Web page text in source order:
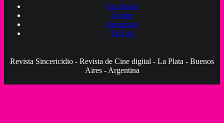
Facebook
Twitter
Instagram
TikTok
Revista Sincericidio - Revista de Cine digital - La Plata - Buenos
Aires - Argentina